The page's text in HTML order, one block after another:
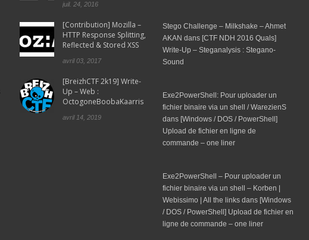
juil. 24, 2016
[Contribution] Mozilla –
HTTP Response Splitting,
Reflected & Stored XSS
avril 03, 2017
[BreizhCTF 2k19] Write-
Up – Web :
OctogoneBoobaKaarris
avril 14, 2019
Stego Challenge – Milkshake – Ahmet
AKAN dans [CTF NDH 2016 Quals]
Write-Up – Steganalysis : Stegano-
Sound
Exe2PowerShell: Pour uploader un
fichier binaire via un shell / WarezienS
dans [Windows / DOS / PowerShell]
Upload de fichier en ligne de
commande – one liner
Exe2PowerShell – Pour uploader un
fichier binaire via un shell – Korben |
Webissimo | All the links dans [Windows
/ DOS / PowerShell] Upload de fichier en
ligne de commande – one liner